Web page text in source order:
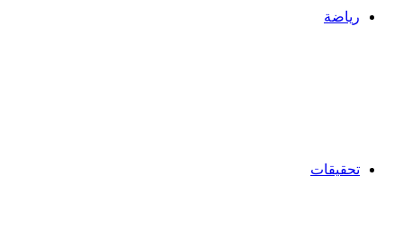
رياضة
تحقيقات